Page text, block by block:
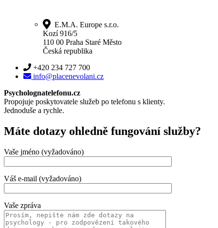
E.M.A. Europe s.r.o.
Kozí 916/5
110 00 Praha Staré Město
Česká republika
+420 234 727 700
info@placenevolani.cz
Psycholognatelefonu.cz
Propojuje poskytovatele služeb po telefonu s klienty.
Jednoduše a rychle.
Máte dotazy ohledně fungování služby?
Vaše jméno (vyžadováno)
Váš e-mail (vyžadováno)
Vaše zpráva